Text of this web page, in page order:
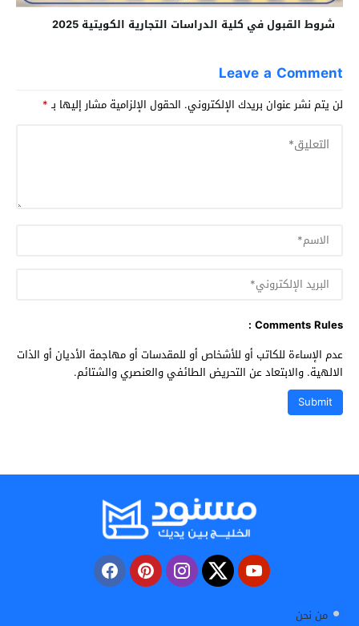
شروط القبول في كلية الدراسات التجارية الكويتية 2025
Leave a Comment
لن يتم نشر عنوان بريدك الإلكتروني. الحقول الإلزامية مشار إليها بـ*
Comments Rules :
عدم الإساءة للكاتب أو للأشخاص أو للمقدسات أو مهاجمة الأديان أو الذات
الالهية. والابتعاد عن التحريض الطائفي والعنصري والشتائم.
من نحن